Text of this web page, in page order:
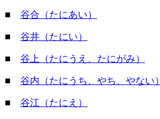
■ 谷合（たにあい）
■ 谷井（たにい）
■ 谷上（たにうえ、たにがみ）
■ 谷内（たにうち、やち、やない）
■ 谷江（たにえ）